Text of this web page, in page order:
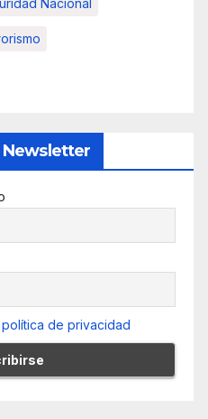
Nacional
Newsletter
de privacidad